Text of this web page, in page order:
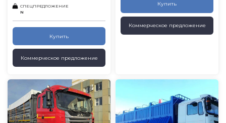
СПЕЦПРЕДЛОЖЕНИЕ
N
Купить
Коммерческое предложение
Купить
Коммерческое предложение